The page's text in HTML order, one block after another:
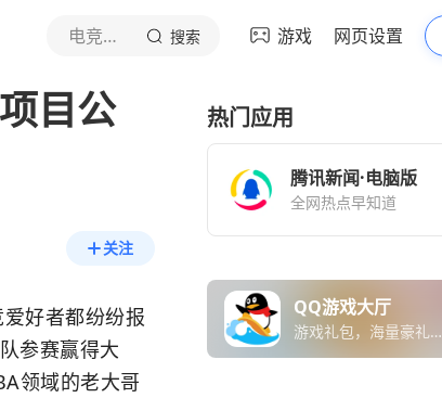
电竞摇啊摇 搜索 游戏 网页设置
目公
关注
好者都纷纷报
参赛赢得大
领域的老大哥
热门应用
腾讯新闻·电脑版
全网热点早知道
QQ游戏大厅
游戏礼包，海量豪礼免